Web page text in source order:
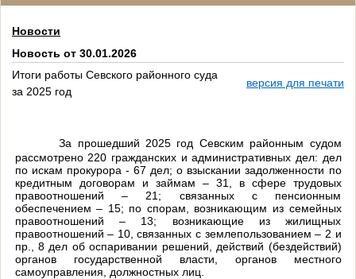
Новости
Новость от 30.01.2026
Итоги работы Севского районного суда
за 2025 год
версия для печати
За прошедший 2025 год Севским районным судом
рассмотрено 220 гражданских и административных дел: дел
по искам прокурора - 67 дел; о взыскании задолженности по
кредитным договорам и займам – 31, в сфере трудовых
правоотношений – 21; связанных с пенсионным
обеспечением – 15; по спорам, возникающим из семейных
правоотношений – 13; возникающие из жилищных
правоотношений – 10, связанных с землепользованием – 2 и
пр., 8 дел об оспаривании решений, действий (бездействий)
органов государственной власти, органов местного
самоуправления, должностных лиц.